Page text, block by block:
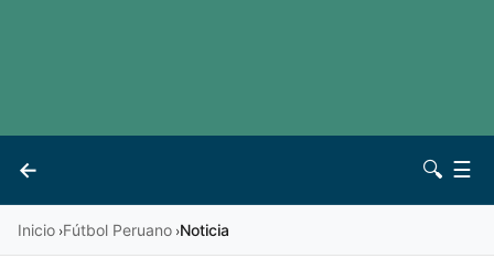
←
Vives 🔍 ☰
Inicio ›Fútbol Peruano ›Noticia